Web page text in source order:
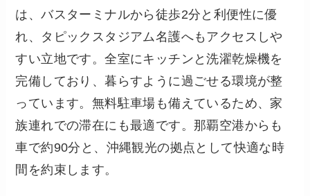
は、バスターミナルから徒歩2分と利便性に優
れ、タピックスタジアム名護へもアクセスしや
すい立地です。全室にキッチンと洗濯乾燥機を
完備しており、暮らすように過ごせる環境が整
っています。無料駐車場も備えているため、家
族連れでの滞在にも最適です。那覇空港からも
車で約90分と、沖縄観光の拠点として快適な時
間を約束します。